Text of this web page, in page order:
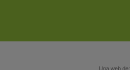
Una web de: